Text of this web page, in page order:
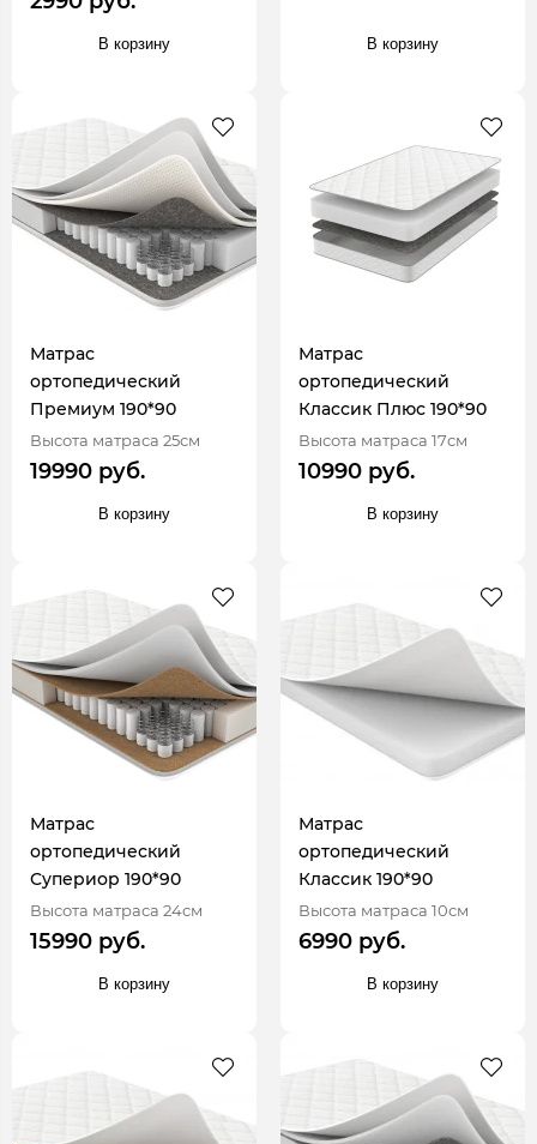
В корзину В корзину
Матрас
ортопедический
Премиум 190*90
Высота матраса 25см
19990 руб.
В корзину
Матрас
ортопедический
Классик Плюс 190*90
Высота матраса 17см
10990 руб.
В корзину
Матрас
ортопедический
Супериор 190*90
Высота матраса 24см
15990 руб.
В корзину
Матрас
ортопедический
Классик 190*90
Высота матраса 10см
6990 руб.
В корзину